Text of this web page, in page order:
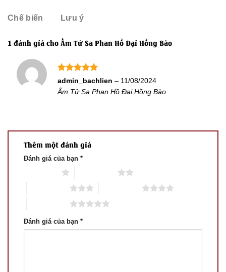
Chế biến Lưu ý
1 đánh giá cho Ấm Tử Sa Phan Hồ Đại Hồng Bào
Được xếp
hạng
55
sao
admin_bachlien– 11/08/2024
Ấm Tử Sa Phan Hồ Đại Hồng Bào
Thêm một đánh giá
Đánh giá của bạn *
Đánh giá của bạn *